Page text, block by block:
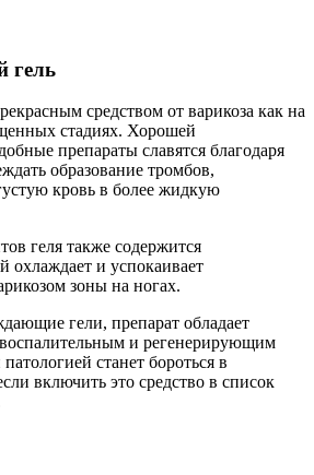
гель
средством от варикоза как на
стадиях. Хорошей
препараты славятся благодаря
образование тромбов,
кровь в более жидкую
геля также содержится
охлаждает и успокаивает
зоны на ногах.
гели, препарат обладает
и регенерирующим
станет бороться в
включить это средство в список